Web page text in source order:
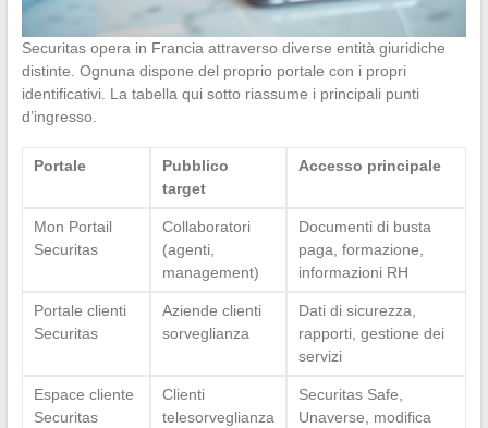
Securitas opera in Francia attraverso diverse entità giuridiche
distinte. Ognuna dispone del proprio portale con i propri
identificativi. La tabella qui sotto riassume i principali punti
d’ingresso.
Portale
Pubblico
target
Accesso principale
Mon Portail
Securitas
Collaboratori
(agenti,
management)
Documenti di busta
paga, formazione,
informazioni RH
Portale clienti
Securitas
Aziende clienti
sorveglianza
Dati di sicurezza,
rapporti, gestione dei
servizi
Espace cliente
Securitas
Clienti
telesorveglianza
Securitas Safe,
Unaverse, modifica